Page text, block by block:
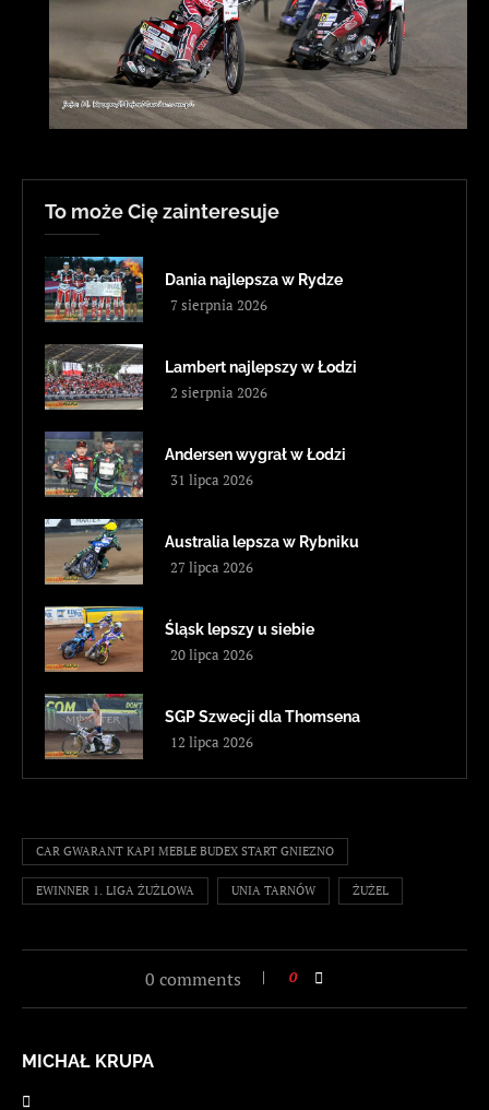
To może Cię zainteresuje
Dania najlepsza w Rydze
7 sierpnia 2026
Lambert najlepszy w Łodzi
2 sierpnia 2026
Andersen wygrał w Łodzi
31 lipca 2026
Australia lepsza w Rybniku
27 lipca 2026
Śląsk lepszy u siebie
20 lipca 2026
SGP Szwecji dla Thomsena
12 lipca 2026
CAR GWARANT KAPI MEBLE BUDEX START GNIEZNO
EWINNER 1. LIGA ŻUŻLOWA UNIA TARNÓW ŻUŻEL
0 comments 0
MICHAŁ KRUPA